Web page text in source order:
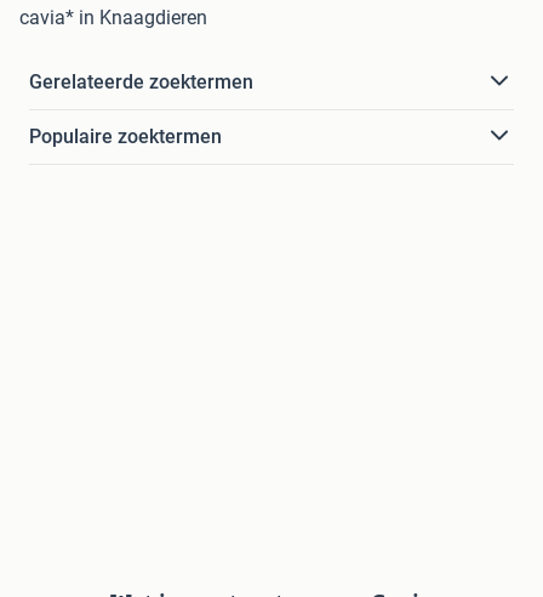
cavia* in Knaagdieren
Gerelateerde zoektermen
Populaire zoektermen